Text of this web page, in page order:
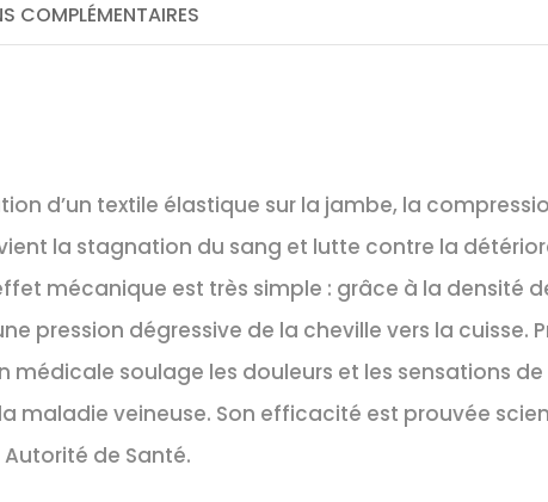
COMPLÉMENTAIRES
d’un textile élastique sur la jambe, la
la stagnation du sang et lutte contre la
mécanique est très simple : grâce à la densité
pression dégressive de la cheville vers la cuisse.
médicale soulage les douleurs et les sensations
maladie veineuse. Son efficacité est prouvée
de Santé.